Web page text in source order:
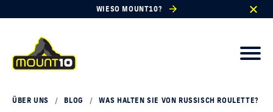
WIESO MOUNT10?
ÜBER UNS / BLOG / WAS HALTEN SIE VON RUSSISCH ROULETTE?